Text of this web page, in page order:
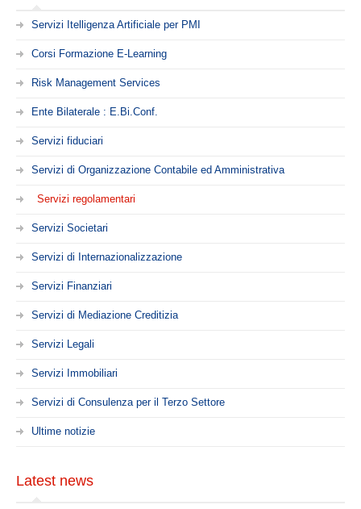
Servizi Societari
Servizi di Internazionalizzazione
Servizi Finanziari
Servizi di Mediazione Creditizia
Servizi Legali
HEADQUARTERS
Servizi Itelligenza Artificiale per PMI
Corsi Formazione E-Learning
Risk Management Services
Ente Bilaterale : E.Bi.Conf.
Servizi fiduciari
Servizi di Organizzazione Contabile ed Amministrativa
Servizi regolamentari
Servizi Societari
Servizi di Internazionalizzazione
Servizi Finanziari
Servizi di Mediazione Creditizia
Servizi Legali
Servizi Immobiliari
Servizi di Consulenza per il Terzo Settore
Ultime notizie
Latest news